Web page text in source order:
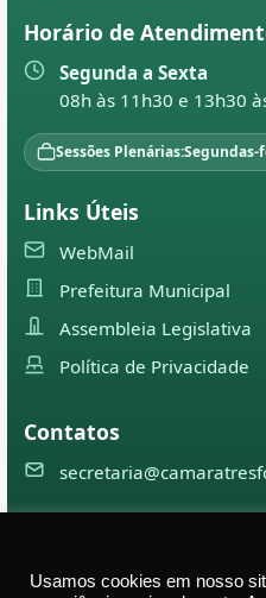
Horário de
Segunda a Sexta
08h às 11h30 e 13h30
Sessões Plenárias:Segundas-
Links Úteis
WebMail
Prefeitura Municipal
Assembleia Legislativa
Política de Privacidade
Contatos
direitos
Usamos cookies em nosso